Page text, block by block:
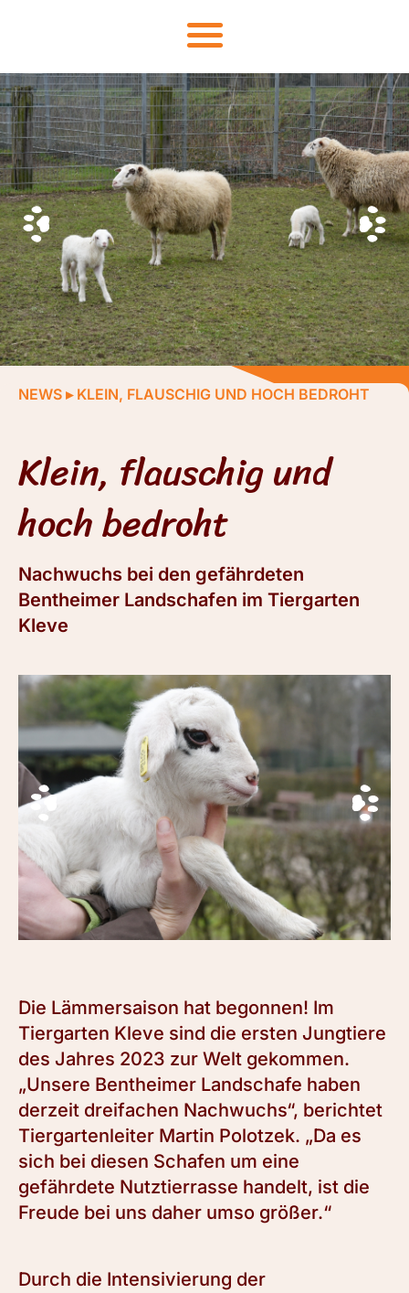
NEWS ▸ KLEIN, FLAUSCHIG UND HOCH BEDROHT
Klein, flauschig und
hoch bedroht
Nachwuchs bei den gefährdeten
Bentheimer Landschafen im Tiergarten
Kleve
Die Lämmersaison hat begonnen! Im
Tiergarten Kleve sind die ersten Jungtiere
des Jahres 2023 zur Welt gekommen.
„Unsere Bentheimer Landschafe haben
derzeit dreifachen Nachwuchs“, berichtet
Tiergartenleiter Martin Polotzek. „Da es
sich bei diesen Schafen um eine
gefährdete Nutztierrasse handelt, ist die
Freude bei uns daher umso größer.“
Durch die Intensivierung der